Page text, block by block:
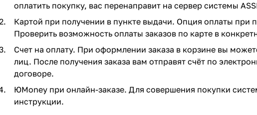
оплатить покупку, вас перенаправит на сервер системы
Картой при получении в пункте выдачи. Опция оплаты при
Проверить возможность оплаты заказов по карте в
Счет на оплату. При оформлении заказа в корзине вы
лиц. После получения заказа вам отправят счёт по
договоре.
ЮMoney при онлайн-заказе. Для совершения покупки
инструкции.